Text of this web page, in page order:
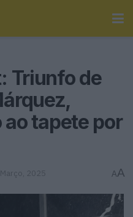
Triunfo de
tapete por
2025 AA